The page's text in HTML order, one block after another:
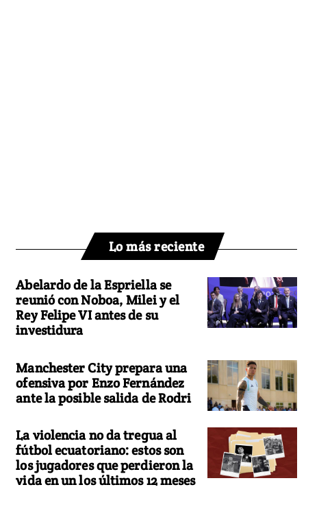
Lo más reciente
Abelardo de la Espriella se
reunió con Noboa, Milei y el
Rey Felipe VI antes de su
investidura
Manchester City prepara una
ofensiva por Enzo Fernández
ante la posible salida de Rodri
La violencia no da tregua al
fútbol ecuatoriano: estos son
los jugadores que perdieron la
vida en un los últimos 12 meses